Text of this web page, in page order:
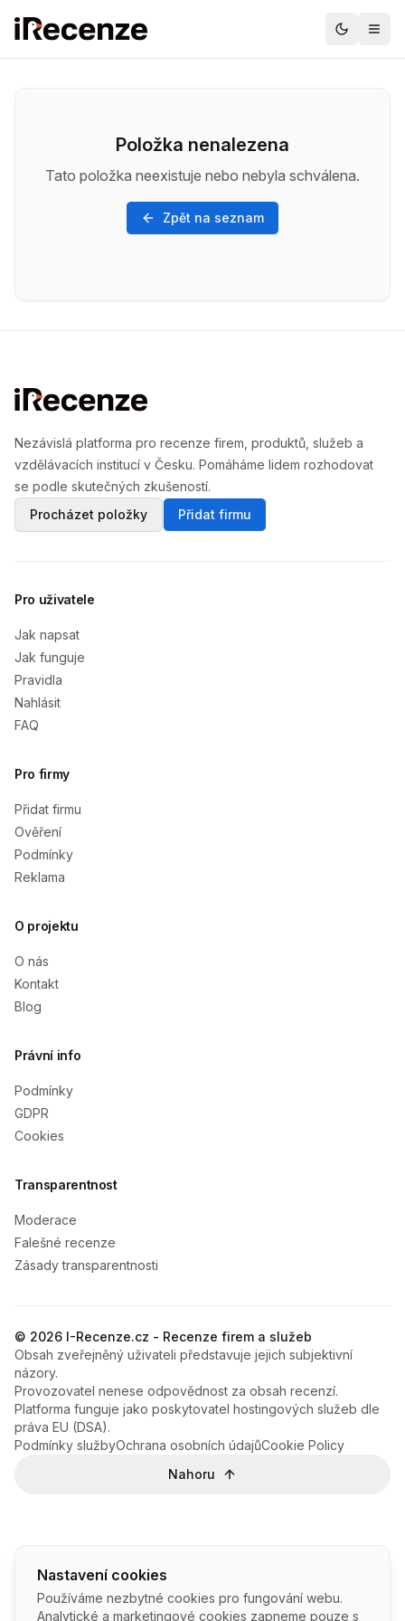
Položka nenalezena
Tato položka neexistuje nebo nebyla schválena.
Zpět na seznam
Nastavení cookies
Používáme nezbytné cookies pro fungování webu.
Analytické a marketingové cookies zapneme pouze s
Nezávislá platforma pro recenze firem, produktů, služeb a
vzdělávacích institucí v Česku. Pomáháme lidem rozhodovat
se podle skutečných zkušeností.
Procházet položky
Přidat firmu
Pro uživatele
Jak napsat
Jak funguje
Pravidla
Nahlásit
FAQ
Pro firmy
Přidat firmu
Ověření
Podmínky
Reklama
O projektu
O nás
Kontakt
Blog
Právní info
Podmínky
GDPR
Cookies
Transparentnost
Moderace
Falešné recenze
Zásady transparentnosti
© 2026 I-Recenze.cz - Recenze firem a služeb
Obsah zveřejněný uživateli představuje jejich subjektivní
názory.
Provozovatel nenese odpovědnost za obsah recenzí.
Platforma funguje jako poskytovatel hostingových služeb dle
práva EU (DSA).
Podmínky službyOchrana osobních údajůCookie Policy
Nahoru